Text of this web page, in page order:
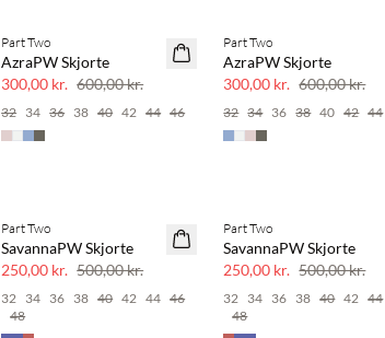
SAVE20
Part Two
AzraPW Skjorte
300,00 kr. 600,00 kr.
32 34 36 38 40 42 44 46
SAVE20
Part Two
AzraPW Skjorte
300,00 kr. 600,00 kr.
32 34 36 38 40 42 44
SAVE20
Part Two
SavannaPW Skjorte
250,00 kr. 500,00 kr.
32 34 36 38 40 42 44 46
48
SAVE20
Part Two
SavannaPW Skjorte
250,00 kr. 500,00 kr.
32 34 36 38 40 42 44
48